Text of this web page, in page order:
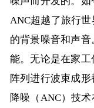
ANC超越了旅行
的背景噪音和声
能。无论是在家
阵列进行波束成
降噪（ANC）技